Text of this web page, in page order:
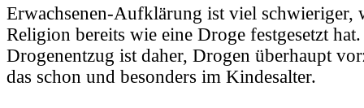
Erwachsenen-Aufklärung ist viel schwieriger,
Religion bereits wie eine Droge festgesetzt
Drogenentzug ist daher, Drogen überhaupt
das schon und besonders im Kindesalter.